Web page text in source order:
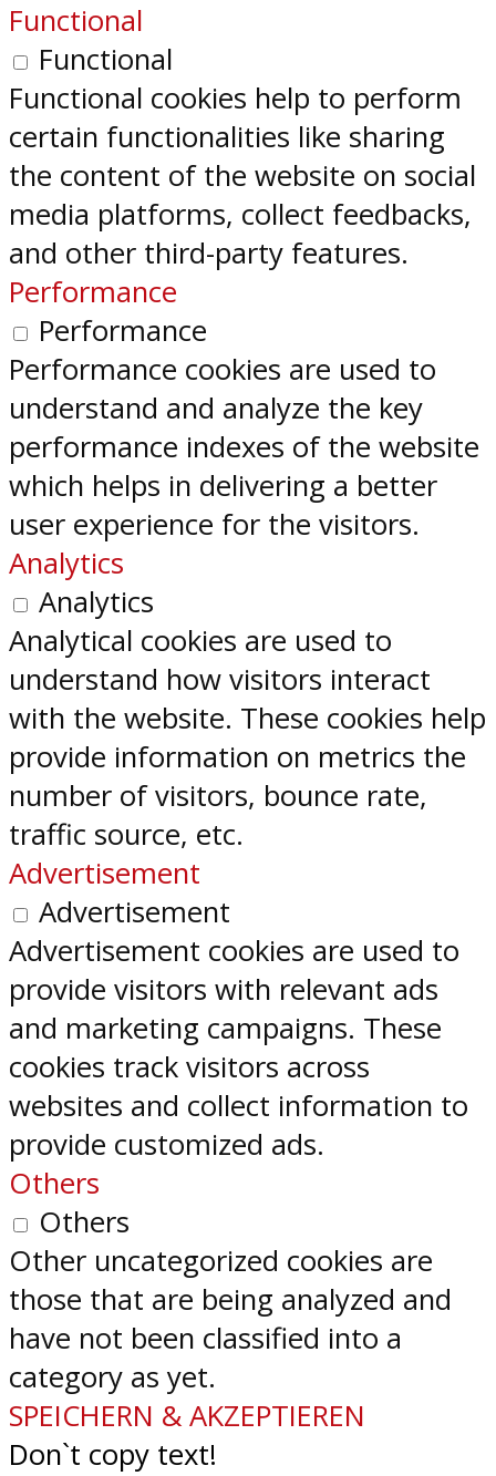
Functional
Functional
Functional cookies help to perform
certain functionalities like sharing
the content of the website on social
media platforms, collect feedbacks,
and other third-party features.
Performance
Performance
Performance cookies are used to
understand and analyze the key
performance indexes of the website
which helps in delivering a better
user experience for the visitors.
Analytics
Analytics
Analytical cookies are used to
understand how visitors interact
with the website. These cookies help
provide information on metrics the
number of visitors, bounce rate,
traffic source, etc.
Advertisement
Advertisement
Advertisement cookies are used to
provide visitors with relevant ads
and marketing campaigns. These
cookies track visitors across
websites and collect information to
provide customized ads.
Others
Others
Other uncategorized cookies are
those that are being analyzed and
have not been classified into a
category as yet.
SPEICHERN & AKZEPTIEREN
Don`t copy text!